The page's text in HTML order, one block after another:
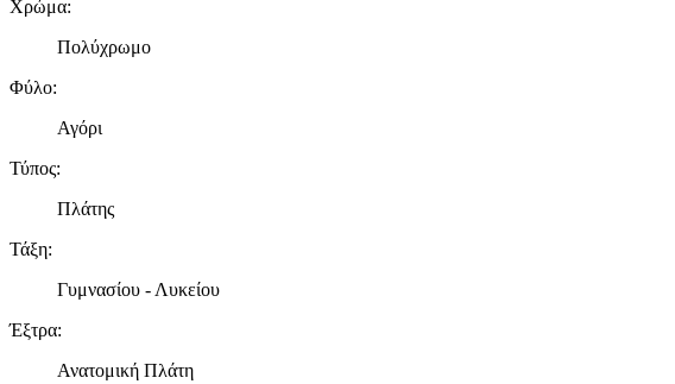
Χρώμα:
Πολύχρωμο
Φύλο:
Αγόρι
Τύπος:
Πλάτης
Τάξη:
Γυμνασίου - Λυκείου
Έξτρα:
Ανατομική Πλάτη